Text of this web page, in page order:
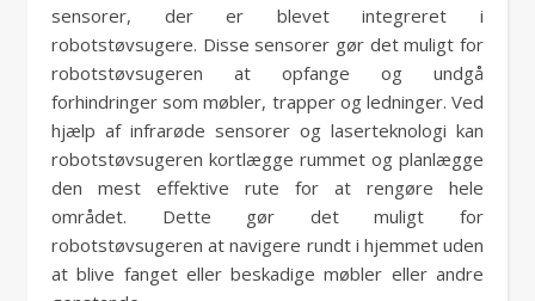
sensorer, der er blevet integreret i
robotstøvsugere. Disse sensorer gør det muligt for
robotstøvsugeren at opfange og undgå
forhindringer som møbler, trapper og ledninger. Ved
hjælp af infrarøde sensorer og laserteknologi kan
robotstøvsugeren kortlægge rummet og planlægge
den mest effektive rute for at rengøre hele
området. Dette gør det muligt for
robotstøvsugeren at navigere rundt i hjemmet uden
at blive fanget eller beskadige møbler eller andre